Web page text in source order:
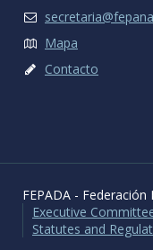
Mapa
Contacto
FEPADA -
Executive
Statutes and